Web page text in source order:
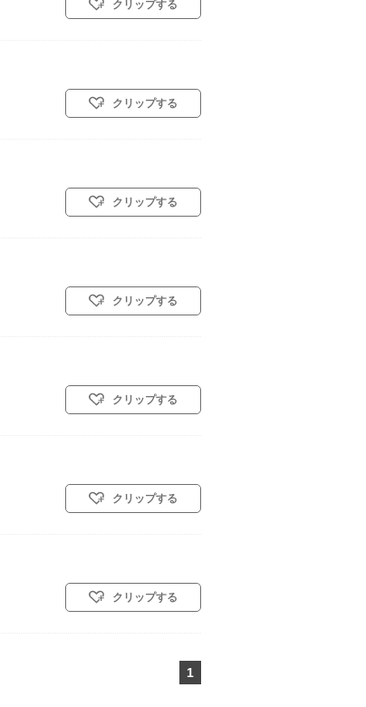
クリップする
クリップする
クリップする
クリップする
クリップする
クリップする
クリップする
1